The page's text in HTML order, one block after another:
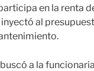
en la renta
al
buscó a la